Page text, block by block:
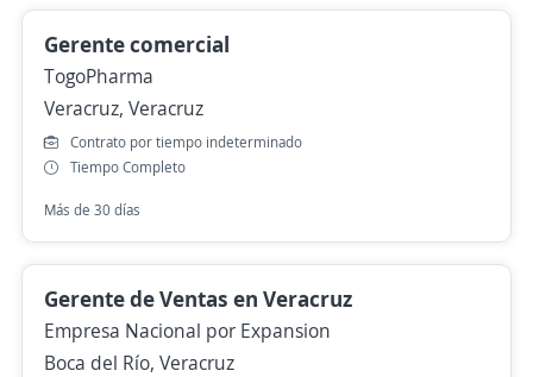
Gerente comercial
TogoPharma
Veracruz, Veracruz
Contrato por tiempo indeterminado
Tiempo Completo
Más de 30 días
Gerente de Ventas en Veracruz
Empresa Nacional por Expansion
Boca del Río, Veracruz